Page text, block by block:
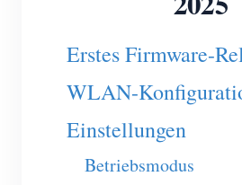
WiFi-Leistungsregler
IAMMETER Cloud Pro
Self-Hosting-Dienst
Erstes Firmware-
WLAN-
Einstellungen
Betriebsmodus